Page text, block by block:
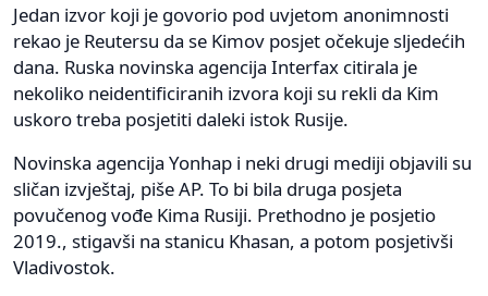
Jedan izvor koji je govorio pod uvjetom anonimnosti
rekao je Reutersu da se Kimov posjet očekuje sljedećih
dana. Ruska novinska agencija Interfax citirala je
nekoliko neidentificiranih izvora koji su rekli da Kim
uskoro treba posjetiti daleki istok Rusije.
Novinska agencija Yonhap i neki drugi mediji objavili su
sličan izvještaj, piše AP. To bi bila druga posjeta
povučenog vođe Kima Rusiji. Prethodno je posjetio
2019., stigavši na stanicu Khasan, a potom posjetivši
Vladivostok.